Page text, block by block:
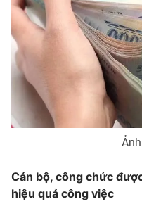
Góc doanh nghiệp
Truyền hình
Phim VTV
Hậu trường
Nhân vật
Khán giả
Giải trí
Điện ảnh
Âm nhạc
Đời sống
Du lịch
Chất lượng cuộc sống
Tuyển sinh
Học trực tuyến
Công nghệ
Cán bộ, công chức
hiệu quả công việc